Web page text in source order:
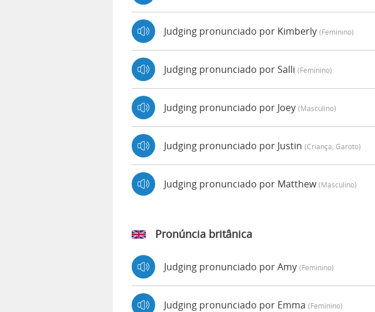
Judging pronunciado por Kimberly (feminino)
Judging pronunciado por Salli (feminino)
Judging pronunciado por Joey (masculino)
Judging pronunciado por Justin (criança, Garoto)
Judging pronunciado por Matthew(masculino)
Pronúncia britânica
Judging pronunciado por Amy (feminino)
Judging pronunciado por Emma (feminino)